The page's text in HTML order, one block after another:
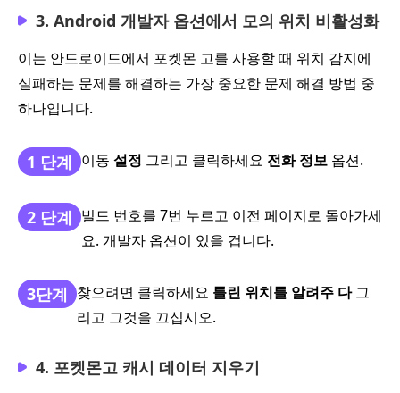
3. Android 개발자 옵션에서 모의 위치 비활성화
이는 안드로이드에서 포켓몬 고를 사용할 때 위치 감지에
실패하는 문제를 해결하는 가장 중요한 문제 해결 방법 중
하나입니다.
1 단계 이동 설정 그리고 클릭하세요 전화 정보 옵션.
2 단계 빌드 번호를 7번 누르고 이전 페이지로 돌아가세
요. 개발자 옵션이 있을 겁니다.
3단계 찾으려면 클릭하세요 틀린 위치를 알려주 다그
리고 그것을 끄십시오.
4. 포켓몬고 캐시 데이터 지우기